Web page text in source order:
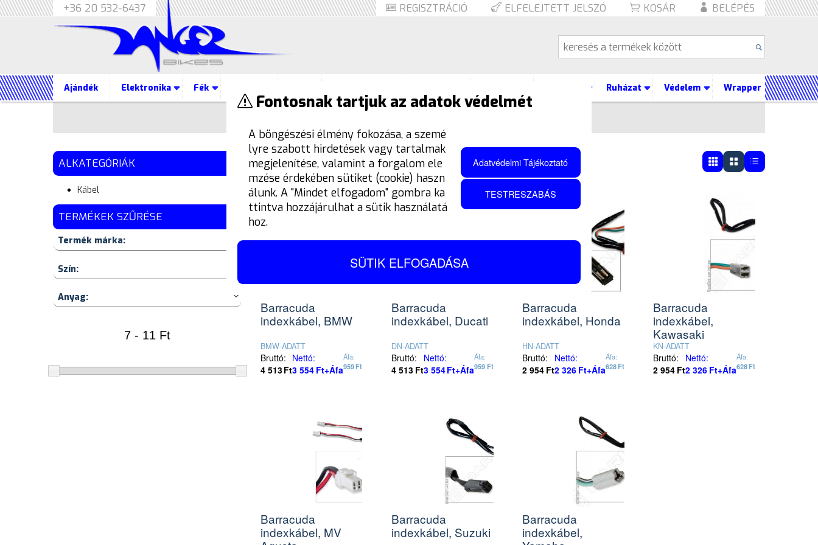
REGISZTRÁCIÓ ELFELEJTETT JELSZÓ KOSÁR BELÉPÉS
+36 20 532-6437
Ajándék Elektronika Fék Ruházat Védelem Wrapper
ALKATEGÓRIÁK
Kábel
TERMÉKEK SZŰRÉSE
Termék márka:
Szín:
Anyag:
7
Barracuda
indexkábel, BMW
BMW-ADATT
Bruttó:
4 513 Ft
Nettó:
3 554 Ft+Áfa
Áfa:
959Ft
Barracuda
indexkábel, Ducati
DN-ADATT
Bruttó:
4 513 Ft
Nettó:
3 554Ft+Áfa
Áfa:
959Ft
Barracuda
indexkábel, Honda
HN-ADATT
Bruttó:
2 954 Ft
Nettó:
2 326 Ft+Áfa
Áfa:
628Ft
Barracuda
indexkábel,
Kawasaki
KN-ADATT
Bruttó:
2 954 Ft
Nettó:
2 326 Ft+Áfa
Áfa:
628Ft
Barracuda
indexkábel, MV
Barracuda
indexkábel, Suzuki
Barracuda
indexkábel,
Fontosnak tartjuk az adatok védelmét
A böngészési élmény fokozása, a szemé
lyre szabott hirdetések vagy tartalmak
megjelenítése, valamint a forgalom ele
mzése érdekében sütiket (cookie) haszn
álunk. A "Mindet elfogadom" gombra ka
ttintva hozzájárulhat a sütik használatá
hoz.
Adatvédelmi Tájékoztató
TESTRESZABÁS
SÜTIK ELFOGADÁSA